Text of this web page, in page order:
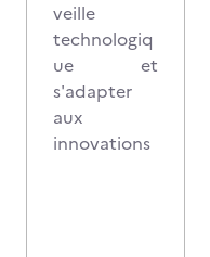
veille
technologiq
ue et
s'adapter
aux
innovations